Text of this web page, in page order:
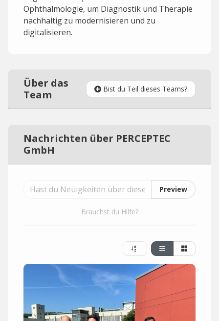
Ophthalmologie, um Diagnostik und Therapie
nachhaltig zu modernisieren und zu
digitalisieren.
Über das
Team
Bist du Teil dieses Teams?
Nachrichten über PERCEPTEC
GmbH
Preview
Brauchst du Hilfe?